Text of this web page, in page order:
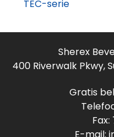
TEC-serie
Sherex
400 Riverwalk Pkwy,
Gratis
Fax: